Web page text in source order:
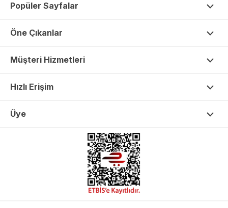
Popüler Sayfalar
Öne Çıkanlar
Müşteri Hizmetleri
Hızlı Erişim
Üye